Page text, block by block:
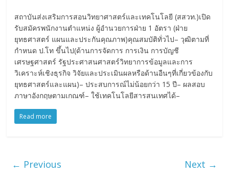
สถาบันส่งเสริมการสอนวิทยาศาสตร์และเทคโนโลยี (สสวท.)เปิด
รับสมัครพนักงานตำแหน่ง ผู้อำนวยการฝ่าย 1 อัตรา (ฝ่าย
ยุทธศาสตร์ แผนและประกันคุณภาพ)คุณสมบัติทั่วไป– วุฒิตามที่
กำหนด ป.โท ขึ้นไป(ด้านการจัดการ การเงิน การบัญชี
เศรษฐศาสตร์ รัฐประศาสนศาสตร์วิทยาการข้อมูลและการ
วิเคราะห์เชิงธุรกิจ วิจัยและประเมินผลหรือด้านอืนๆที่เกี่ยวข้องกับ
ยุทธศาสตร์และแผน)– ประสบการณ์ไม่น้อยกว่า 15 ปี– ผลสอบ
ภาษาอังกฤษตามเกณฑ์– ใช้เทคโนโลยีสารสนเทศได้–
Read more
← Previous Next →